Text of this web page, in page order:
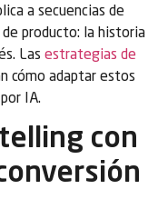
a secuencias de
producto: la historia
Las estrategias de
cómo adaptar estos
IA.
con